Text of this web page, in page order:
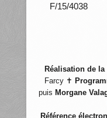
F/15/4038
Réalisation de
Farcy ✝
puis Morgane
Référence